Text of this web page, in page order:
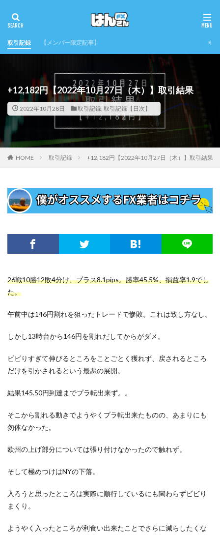
取引記録 【メンバー限定記事】
+12,182円【2022年10月27日（木）】取引結果
2022年10月28日 取引記録, 取引記録【日次】
HOME 取引記録 +12,182円【2022年10月27日（木）】取引結果
26戦10勝12敗4分け、プラス8.1pips。勝率45.5%、損益率1.9でし
た。
午前中は146円割れを狙ったトレードで惨敗。これは致し方なし。
しかし13時台から146円を割れだしてからがダメ。
ビビりすぎて伸びるところをことごとく獲れず、戻されるところ
だけを引かされるという最悪の展開。
結果145.50円到達までプラ転出来ず。。
そこから割れる動きでようやくプラ転出来たものの、あまりにも
勿体なかった。
欧州の上げ部分については張り付けなかったので触れず。
そして極めつけはNYの下落。
入ろうと思ったところは実際に順行しているにも関わらずビビり
まくり。
ようやく入ったところが利食い出来たことでさらに減らしたくな